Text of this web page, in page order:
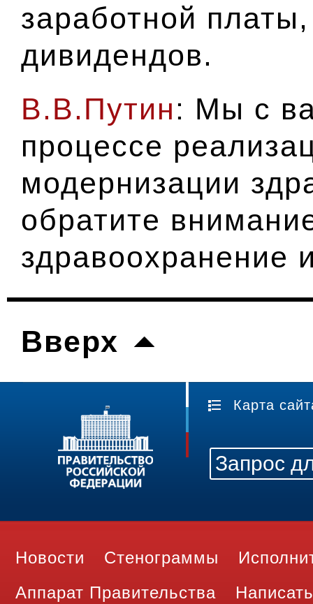
заработной
дивидендов.
В.В.Путин: Мы с
процессе
модернизации
обратите
здравоохранение
Вверх
Карта
Новости Стенограммы
Аппарат Правительства